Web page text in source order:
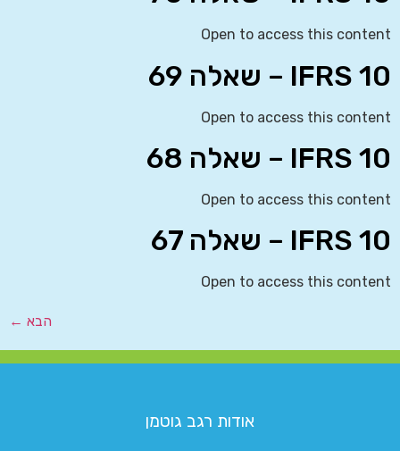
Open to access this content
IFRS 10 – שאלה 69
Open to access this content
IFRS 10 – שאלה 68
Open to access this content
IFRS 10 – שאלה 67
Open to access this content
הבא ←
אודות רגב גוטמן